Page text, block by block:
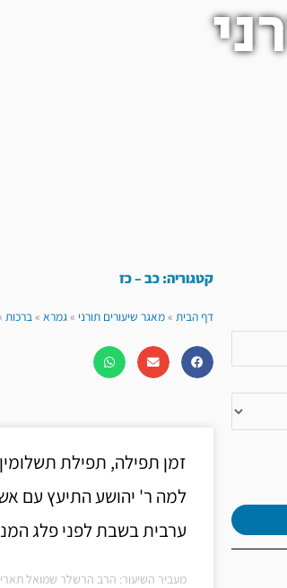
קטגוריה: כב – כז
דף הבית»מאגר שיעורים תורני »גמרא»ברכות
זמן תפילה, תפילת
למה ר' יהושע התיעץ עם
ערבית בשבת לפני פלג
מעביר השיעור: הרב הרשלר שמואל